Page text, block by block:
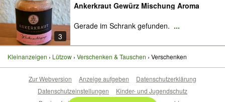
3
Ankerkraut Gewürz Mischung Aroma
Gerade im Schrank gefunden. ...
Kleinanzeigen Lützow Verschenken & Tauschen Verschenken
Zur Webversion Anzeige aufgeben
Datenschutzerklärung
Datenschutzeinstellungen
Kinder- und Jugendschutz